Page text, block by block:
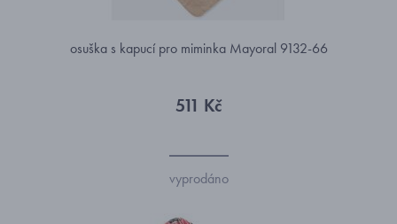
osuška s kapucí pro miminka Mayoral 9132-66
511 Kč
vyprodáno